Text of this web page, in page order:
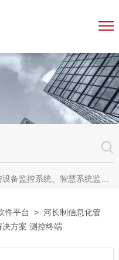
、智慧管网监测系统、园区安全生产与消防安全一体化系统
件平台 >河长制信息化管
方案 测控终端